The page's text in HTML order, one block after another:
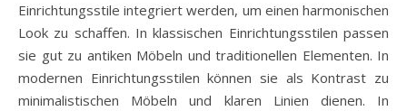
Einrichtungsstile integriert werden, um einen harmonischen
Look zu schaffen. In klassischen Einrichtungsstilen passen
sie gut zu antiken Möbeln und traditionellen Elementen. In
modernen Einrichtungsstilen können sie als Kontrast zu
minimalistischen Möbeln und klaren Linien dienen. In